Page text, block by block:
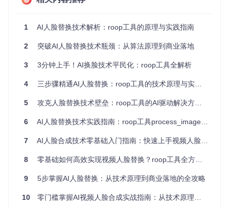
🚀 实战案例：零基础上手roop人脸替换
环境准备
git clone
换：
1 AI人脸替换技术解析：roop工具的原理与实践指南
2 突破AI人脸替换技术瓶颈：从算法原理到商业落地
3 3分钟上手！AI换脸技术平民化：roop工具全解析
4 三步骤精通AI人脸替换：roop工具的技术原理与实践指南
5 攻克人脸替换技术壁垒：roop工具的AI驱动解决方案实践
6 AI人脸替换技术实践指南：roop工具process_image算法全解析
7 AI人脸合成技术零基础入门指南：快速上手视频人脸替换工具
8 零基础如何高效实现视频人脸替换？roop工具全方位应用指南
9 5步掌握AI人脸替换：从技术原理到商业落地的全攻略
10 零门槛掌握AI视频人脸合成实战指南：从技术原理到合规应用